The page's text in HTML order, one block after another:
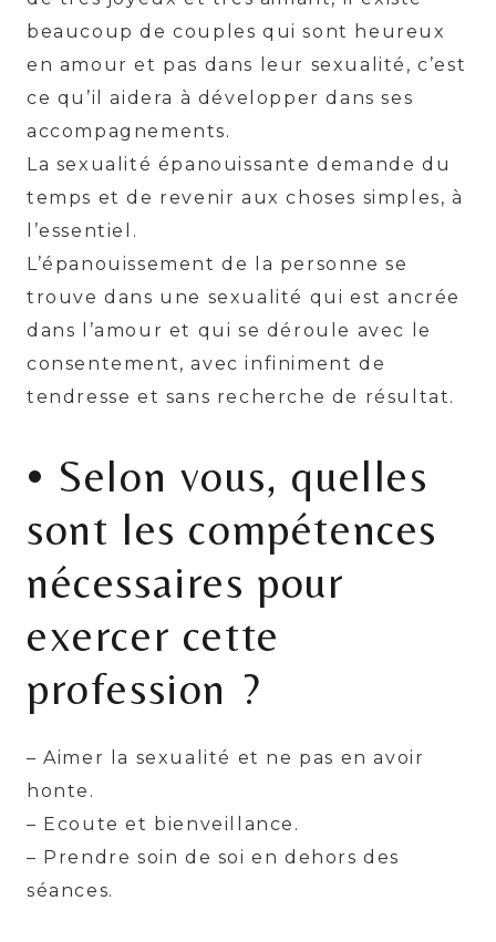
beaucoup de couples qui sont heureux
en amour et pas dans leur sexualité, c’est
ce qu’il aidera à développer dans ses
accompagnements.
La sexualité épanouissante demande du
temps et de revenir aux choses simples, à
l’essentiel.
L’épanouissement de la personne se
trouve dans une sexualité qui est ancrée
dans l’amour et qui se déroule avec le
consentement, avec infiniment de
tendresse et sans recherche de résultat.
• Selon vous, quelles
sont les compétences
nécessaires pour
exercer cette
profession ?
– Aimer la sexualité et ne pas en avoir
honte.
– Ecoute et bienveillance.
– Prendre soin de soi en dehors des
séances.